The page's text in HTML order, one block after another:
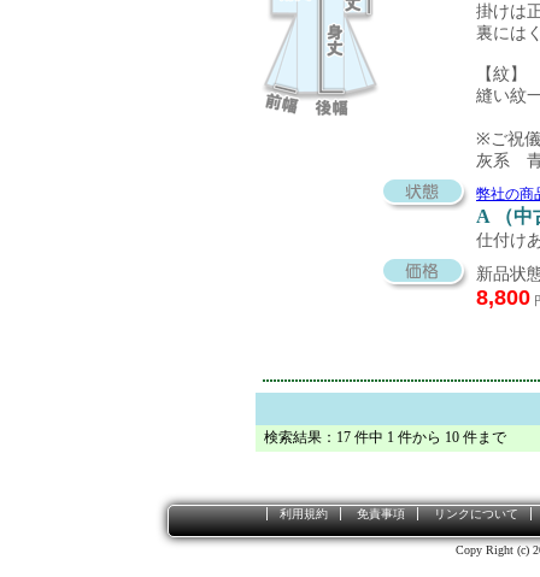
掛けは
裏には
【紋】
縫い紋
※ご祝
灰系
弊社の商
A （中
仕付け
新品状
8,800
検索結果：17 件中 1 件から 10 件まで
利用規約 免責事項 リンクについて
Copy Right (c)